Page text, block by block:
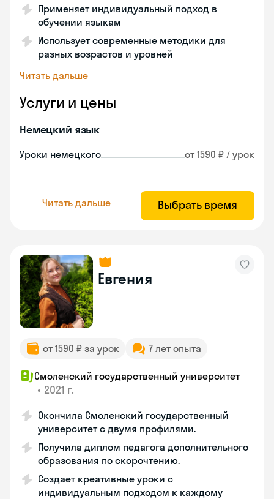
Применяет индивидуальный подход в
обучении языкам
Использует современные методики для
разных возрастов и уровней
Читать дальше
Услуги и цены
Немецкий язык
Уроки немецкого от 1590 ₽ / урок
Читать дальше Выбрать время
Евгения
от 1590 ₽ за урок 7 лет опыта
Смоленский государственный университет
• 2021 г.
Окончила Смоленский государственный
университет с двумя профилями.
Получила диплом педагога дополнительного
образования по скорочтению.
Создает креативные уроки с
индивидуальным подходом к каждому